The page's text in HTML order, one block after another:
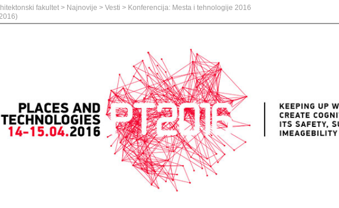
fakultet > Najnovije > Vesti > Konferencija: Mesta i tehnologije 2016